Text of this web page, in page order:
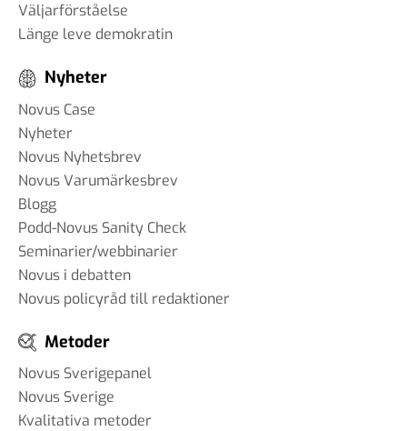
Väljarförståelse
Länge leve demokratin
Nyheter
Novus Case
Nyheter
Novus Nyhetsbrev
Novus Varumärkesbrev
Blogg
Podd-Novus Sanity Check
Seminarier/webbinarier
Novus i debatten
Novus policyråd till redaktioner
Metoder
Novus Sverigepanel
Novus Sverige
Kvalitativa metoder